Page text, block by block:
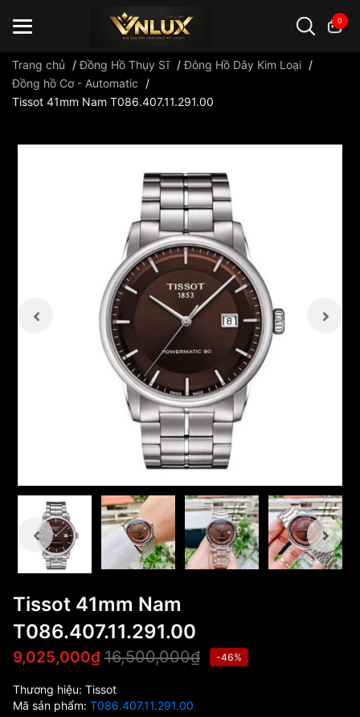
0
Đồng hồ casio đồng hồ G-Shock đồng hồ Orient
Trang chủ /Đồng Hồ Thụy Sĩ /Đông Hồ Dây Kim Loại /
Đồng hồ Cơ - Automatic
/
Tissot 41mm Nam T086.407.11.291.00
Tissot 41mm Nam
T086.407.11.291.00
9,025,000₫ 16,500,000₫ -46%
Thương hiệu: Tissot
Mã sản phẩm: T086.407.11.291.00